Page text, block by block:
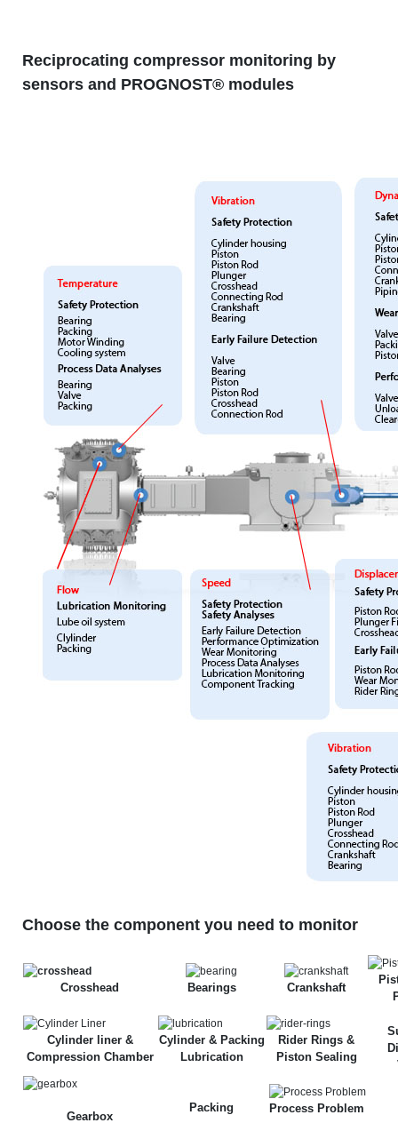
Reciprocating compressor monitoring by
sensors and PROGNOST® modules
Choose the component you need to monitor
Crosshead Bearings Crankshaft
Cylinder liner &
Compression Chamber
Cylinder & Packing
Lubrication
Rider Rings &
Piston Sealing
Gearbox
Packing Process Problem